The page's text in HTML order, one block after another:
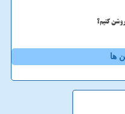
کنیم؟
ها